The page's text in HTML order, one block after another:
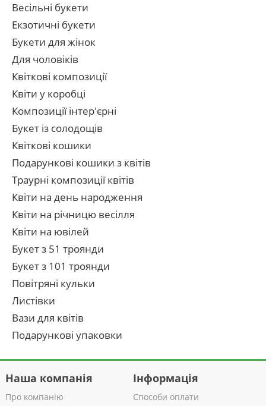
Весільні букети
Екзотичні букети
Букети для жінок
Для чоловіків
Квіткові композиції
Квіти у коробці
Композиції інтер'єрні
Букет із солодощів
Квіткові кошики
Подарункові кошики з квітів
Траурні композиції квітів
Квіти на день народження
Квіти на річницю весілля
Квіти на ювілей
Букет з 51 троянди
Букет з 101 троянди
Повітряні кульки
Листівки
Вази для квітів
Подарункові упаковки
Наша компанія
Про компанію
Інформація
Способи оплати